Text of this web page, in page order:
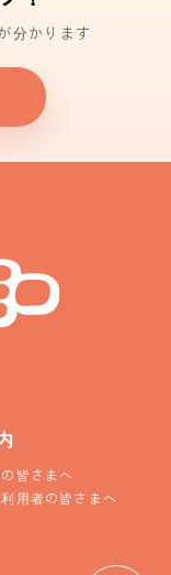
分かります
皆さまへ
用者の皆さまへ